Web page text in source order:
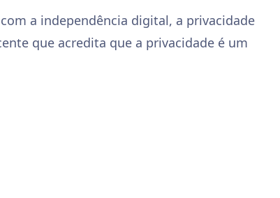
a independência digital, a privacidade
que acredita que a privacidade é um